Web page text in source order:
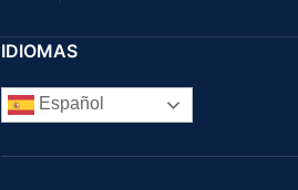
IDIOMAS
Español